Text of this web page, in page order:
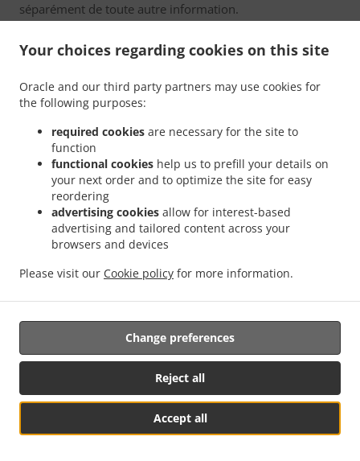
Your choices regarding cookies on this site
Oracle and our third party partners may use cookies for
the following purposes:
required cookies are necessary for the site to
function
functional cookies help us to prefill your details on
your next order and to optimize the site for easy
reordering
advertising cookies allow for interest-based
advertising and tailored content across your
browsers and devices
Please visit our Cookie policy for more information.
Accept all
Reject all
Change preferences
séparément de toute autre information.
14.5.
Dans le cadre de l'utilisation des services de la
société de l'information et nonobstant la directive
2002/58 / CE, la personne concernée peut exercer son
droit d'opposition par des moyens automatisés en
utilisant des spécifications techniques.
Lorsque des données à caractère personnel sont
traitées à des fins de recherche scientifique ou historique
ou à des fins statistiques conformément au règlement, la
personne concernée, pour des motifs liés à sa situation
particulière, a le droit de s'opposer au traitement des
données personnelles le concernant, sauf si le traitement
est nécessaire à l'accomplissement d'une mission
effectuée pour des raisons d'intérêt public.
15. Prise de décision individuelle
automatisée, y compris le profilage
15.1.La personne concernée a le droit de ne pas être
soumise à une décision fondée uniquement sur un
traitement automatisé, y compris le profilage, qui produit
des effets juridiques la concernant ou l'affecte
significativement de manière similaire.
See MENU & Order